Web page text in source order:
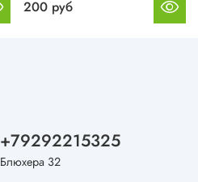
200 руб
+79292215325
Блюхера 32